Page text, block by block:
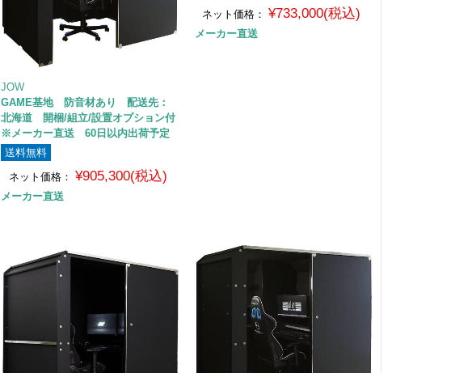
JOW
GAME基地 防音材あり 配送先：
北海道 開梱/組立/設置オプション付
※メーカー直送 60日以内出荷予定
送料無料
ネット価格：
¥905,300(税込)
メーカー直送
ネット価格：
¥733,000(税込)
メーカー直送